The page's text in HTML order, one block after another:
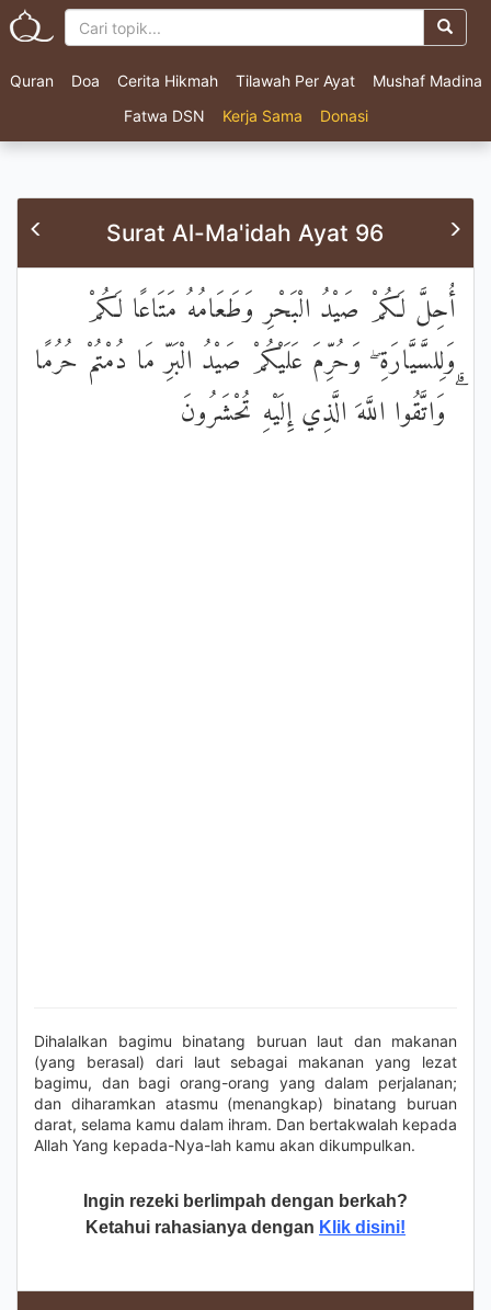
Quran Doa Cerita Hikmah Tilawah Per Ayat
Mushaf Madina
Fatwa DSN
Kerja Sama Donasi
Surat Al-Ma'idah Ayat 96
أُحِلَّ لَكُمْ صَيْدُ الْبَحْرِ وَطَعَامُهُ مَتَاعًا لَكُمْ
وَلِلسَّيَّارَةِ ۖ وَحُرِّمَ عَلَيْكُمْ صَيْدُ الْبَرِّ مَا دُمْتُمْ حُرُمًا
ۗ وَاتَّقُوا اللَّهَ الَّذِي إِلَيْهِ تُحْشَرُونَ
Dihalalkan bagimu binatang buruan laut dan makanan
(yang berasal) dari laut sebagai makanan yang lezat
bagimu, dan bagi orang-orang yang dalam perjalanan;
dan diharamkan atasmu (menangkap) binatang buruan
darat, selama kamu dalam ihram. Dan bertakwalah kepada
Allah Yang kepada-Nya-lah kamu akan dikumpulkan.
Ingin rezeki berlimpah dengan berkah?
Ketahui rahasianya dengan Klik disini!